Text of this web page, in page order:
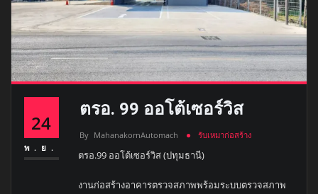
24
พ.ย.
ตรอ. 99 ออโต้เซอร์วิส
By MahanakornAutomach รับเหมาก่อสร้าง
ตรอ.99 ออโต้เซอร์วิส (ปทุมธานี)
งานก่อสร้างอาคารตรวจสภาพพร้อมระบบตรวจสภาพ